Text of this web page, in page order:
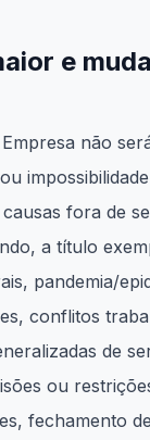
e
não
fora de
a título
pandemia/
conflitos
de
ou
fechamento